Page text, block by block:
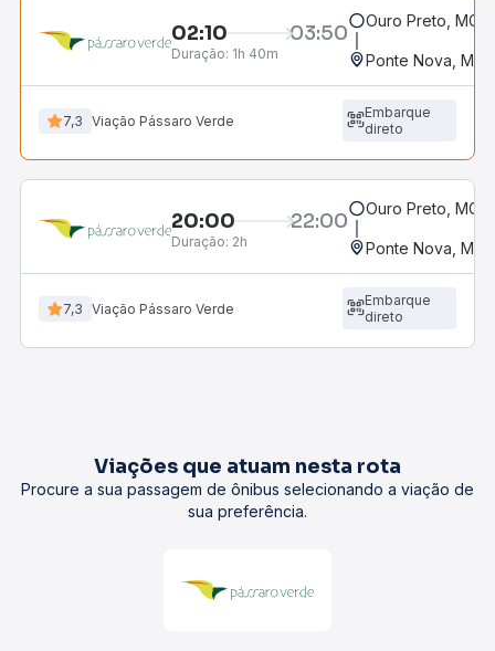
02:10 03:50
Duração: 1h 40m
Ouro Preto, MG
Ponte Nova, MG
7,3 Viação Pássaro Verde
Embarque
direto
20:00 22:00
Duração: 2h
Ouro Preto, MG
Ponte Nova, MG
7,3 Viação Pássaro Verde
Embarque
direto
Viações que atuam nesta rota
Procure a sua passagem de ônibus selecionando a viação de
sua preferência.